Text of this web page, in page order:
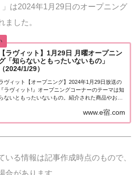
」は2024年1月29日のオープニング
ました。
【ラヴィット】1月29日 月曜オープニン
「知らないともったいないもの」
（2024/1/29）
ヴィット【オープニング】2024年1月29日放送の
『ラヴィット!』オープニングコーナーのテーマは知
らないともったいないもの。紹介された商品やお店
ないともったいないもの今日1月29日はきゃりーぱ
ゅぱみゅさんの誕生日。きゃりーぱみゅぱ...
www.e宿.com
いる情報は記事作成時点のもので、
合があります